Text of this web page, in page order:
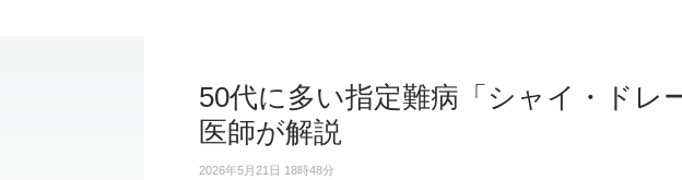
50代に多い指定難病「シャイ・ドレ
医師が解説
2026年5月21日 18時48分